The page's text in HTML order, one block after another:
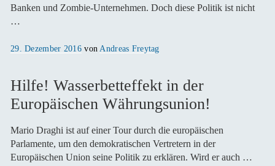
Banken und Zombie-Unternehmen. Doch diese Politik ist nicht
…
Veröffentlicht
29. Dezember 2016 von Andreas Freytag
Hilfe! Wasserbetteffekt in der
Europäischen Währungsunion!
Mario Draghi ist auf einer Tour durch die europäischen
Parlamente, um den demokratischen Vertretern in der
Europäischen Union seine Politik zu erklären. Wird er auch …